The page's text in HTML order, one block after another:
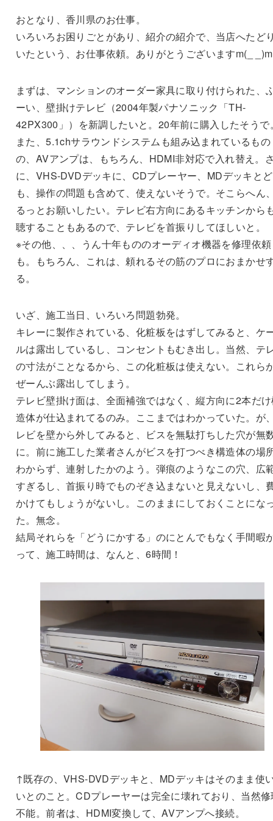
おとなり、香川県のお仕事。
いろいろお困りごとがあり、紹介の紹介で、当店へたど
いたという、お仕事依頼。ありがとうございますm(_ _)m
まずは、マンションのオーダー家具に取り付けられた、
ーい、壁掛けテレビ（2004年製パナソニック「TH-
42PX300」）を新調したいと。20年前に購入したそうで
また、5.1chサラウンドシステムも組み込まれているもの
の、AVアンプは、もちろん、HDMI非対応で入れ替え。
に、VHS-DVDデッキに、CDプレーヤー、MDデッキと
も、操作の問題も含めて、使えないそうで。そこらへん
るっとお願いしたい。テレビ右方向にあるキッチンから
聴することもあるので、テレビを首振りしてほしいと。
※その他、、、うん十年もののオーディオ機器を修理依頼
も。もちろん、これは、頼れるその筋のプロにおまかせ
る。
いざ、施工当日、いろいろ問題勃発。
キレーに製作されている、化粧板をはずしてみると、ケ
ルは露出しているし、コンセントもむき出し。当然、テ
の寸法がことなるから、この化粧板は使えない。これら
ぜーんぶ露出してしまう。
テレビ壁掛け面は、全面補強ではなく、縦方向に2本だ
造体が仕込まれてるのみ。ここまではわかっていた。が
レビを壁から外してみると、ビスを無駄打ちした穴が無
に。前に施工した業者さんがビスを打つべき構造体の場
わからず、連射したかのよう。弾痕のようなこの穴、広
すぎるし、首振り時でものぞき込まないと見えないし、
かけてもしょうがないし。このままにしておくことにな
た。無念。
結局それらを「どうにかする」のにとんでもなく手間暇
って、施工時間は、なんと、6時間！
↑既存の、VHS-DVDデッキと、MDデッキはそのまま使
いとのこと。CDプレーヤーは完全に壊れており、当然
不能。前者は、HDMI変換して、AVアンプへ接続。